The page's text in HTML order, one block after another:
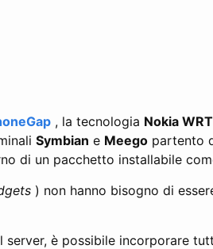
, la tecnologia Nokia WRT
Symbian e Meego partento
di un pacchetto installabile
) non hanno bisogno di
è possibile incorporare